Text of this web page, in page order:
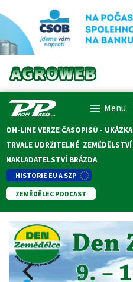
Menu
ON-LINE VERZE ČASOPISŮ - UKÁZKA
TRVALE UDRŽITELNÉ ZEMĚDĚLSTVÍ
NAKLADATELSTVÍ BRÁZDA
HISTORIE EU A SZP
ZEMĚDĚLEC PODCAST